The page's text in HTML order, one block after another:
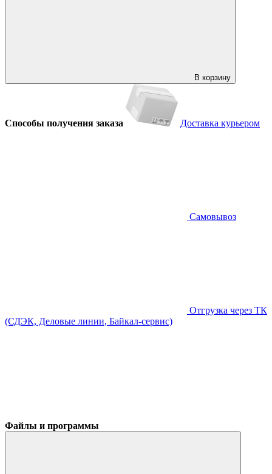
В корзину
Способы получения заказа Доставка курьером
Самовывоз
Отгрузка через ТК
(СДЭК, Деловые линии, Байкал-сервис)
Файлы и программы